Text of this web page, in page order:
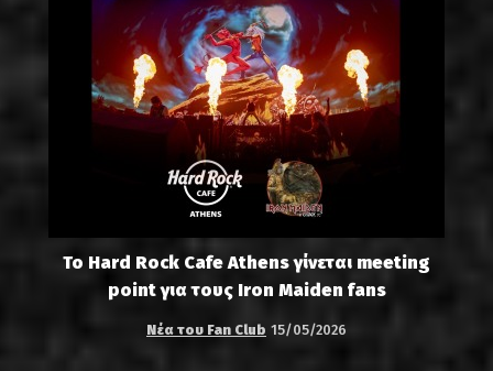
Το Hard Rock Cafe Athens γίνεται meeting
point για τους Iron Maiden fans
Νέα του Fan Club 15/05/2026